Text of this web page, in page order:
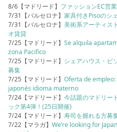
8/6【マドリード】 ファッションEC営
7/31【バルセロナ】家具付きPisoのシ
7/31【バルセロナ】美術系アーティス
オ賃貸
7/25【マドリード】Se alquila
zona Pacifico
7/25【マドリード】 シェアハウス・ピ
募集
7/25【マドリード】Oferta de
japonés idioma materno
7/24【マドリード】今話題のマドリー
ック第4弾！(25日開催)
7/24【マドリード】寿司を握れる方募
7/22【マラガ】We’re looking for